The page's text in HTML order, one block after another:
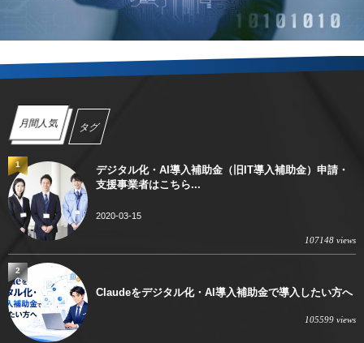
月間人気 タグ
デジタル化・AI導入補助金（旧IT導入補助金）申請・
支援事業者はこちら...
2020-03-15
107148 views
1
Claudeをデジタル化・AI導入補助金で導入したい方へ
105599 views
2